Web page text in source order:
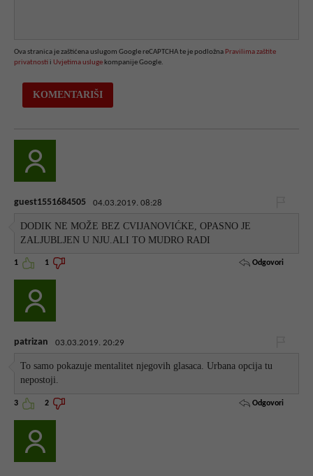
Ova stranica je zaštićena uslugom Google reCAPTCHA te je podložna Pravilima zaštite
privatnosti i Uvjetima usluge kompanije Google.
guest1551684505 04.03.2019. 08:28
DODIK NE MOŽE BEZ CVIJANOVIĆKE, OPASNO JE
ZALJUBLJEN U NJU.ALI TO MUDRO RADI
1 1 Odgovori
patrizan 03.03.2019. 20:29
To samo pokazuje mentalitet njegovih glasaca. Urbana opcija tu
nepostoji.
3 2 Odgovori